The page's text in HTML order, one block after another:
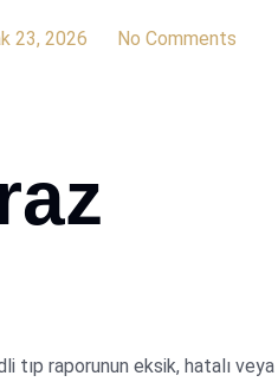
23, 2026 No Comments
tıp raporunun eksik, hatalı veya